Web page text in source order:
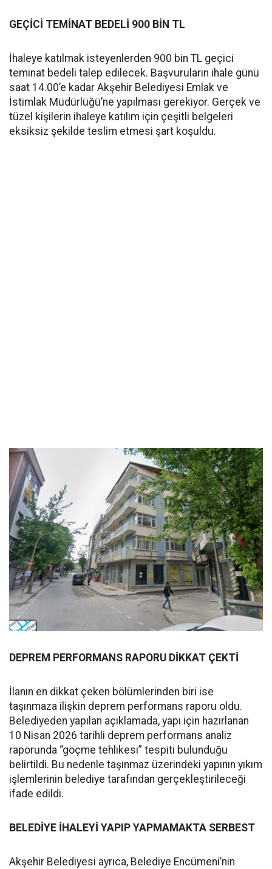
GEÇİCİ TEMİNAT BEDELİ 900 BİN TL
İhaleye katılmak isteyenlerden 900 bin TL geçici
teminat bedeli talep edilecek. Başvuruların ihale günü
saat 14.00’e kadar Akşehir Belediyesi Emlak ve
İstimlak Müdürlüğü’ne yapılması gerekiyor. Gerçek ve
tüzel kişilerin ihaleye katılım için çeşitli belgeleri
eksiksiz şekilde teslim etmesi şart koşuldu.
DEPREM PERFORMANS RAPORU DİKKAT ÇEKTİ
İlanın en dikkat çeken bölümlerinden biri ise
taşınmaza ilişkin deprem performans raporu oldu.
Belediyeden yapılan açıklamada, yapı için hazırlanan
10 Nisan 2026 tarihli deprem performans analiz
raporunda “göçme tehlikesi” tespiti bulunduğu
belirtildi. Bu nedenle taşınmaz üzerindeki yapının yıkım
işlemlerinin belediye tarafından gerçekleştirileceği
ifade edildi.
BELEDİYE İHALEYİ YAPIP YAPMAMAKTA SERBEST
Akşehir Belediyesi ayrıca, Belediye Encümeni’nin